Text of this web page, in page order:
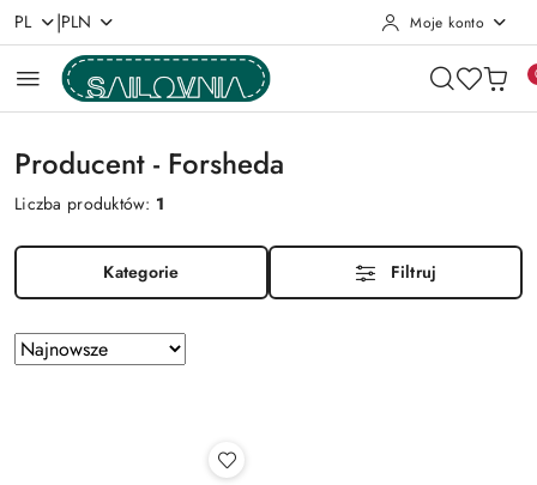
Przejdź do treści głównej
Przejdź do wyszukiwarki
Przejdź do moje konto
Przejdź do menu głównego
Przejdź do stopki
PL |PLN Moje konto
Producent - Forsheda
Liczba produktów: 1
Kategorie Filtruj
Zastosowano
sortowanie:
Sortuj
według